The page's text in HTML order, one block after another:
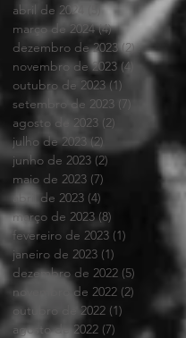
abril de 2024
5 posts
março de 2024 (4)4 posts
dezembro de 2023 (2)2 posts
novembro de 2023 (4)
4 posts
outubro de 2023 (1)
setembro de 2023 (7)
agosto de 2023 (2)
julho de 2023 (2) 2 posts
junho de 2023 (2)
maio de 2023 (7)
abril de 2023 (4)
março de 2023 (8)
fevereiro de 2023 (1)
janeiro de 2023 (1)
dezembro de 2022 (5)
novembro de 2022 (2) 2 posts
outubro de 2022 (1) 1 post
agosto de 2022 (7) 7 posts